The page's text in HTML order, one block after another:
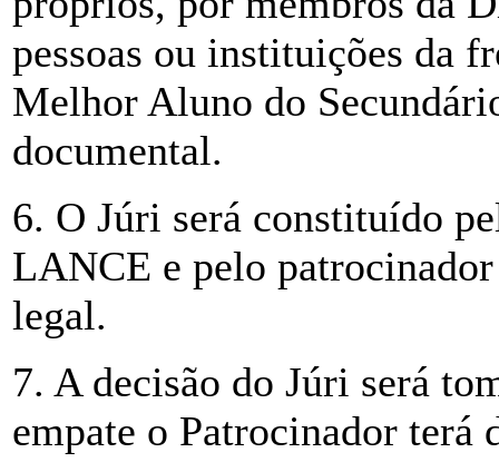
pessoas ou instituições da
Melhor Aluno do
documental.
6. O Júri será constituído
LANCE e pelo
legal.
7. A decisão do Júri será
empate o Patrocinador